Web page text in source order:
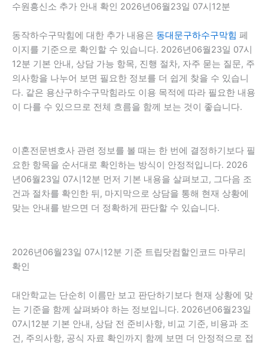
수원흥신소 추가 안내 확인 2026년06월23일 07시12분
동작하수구막힘에 대한 추가 내용은 동대문구하수구막힘 페
이지를 기준으로 확인할 수 있습니다. 2026년06월23일 07시
12분 기본 안내, 상담 가능 항목, 진행 절차, 자주 묻는 질문, 주
의사항을 나누어 보면 필요한 정보를 더 쉽게 찾을 수 있습니
다. 같은 용산구하수구막힘라도 이용 목적에 따라 필요한 내용
이 다를 수 있으므로 전체 흐름을 함께 보는 것이 좋습니다.
이혼전문변호사 관련 정보를 볼 때는 한 번에 결정하기보다 필
요한 항목을 순서대로 확인하는 방식이 안정적입니다. 2026
년06월23일 07시12분 먼저 기본 내용을 살펴보고, 그다음 조
건과 절차를 확인한 뒤, 마지막으로 상담을 통해 현재 상황에
맞는 안내를 받으면 더 정확하게 판단할 수 있습니다.
2026년06월23일 07시12분 기준 트립닷컴할인코드 마무리
확인
대안학교는 단순히 이름만 보고 판단하기보다 현재 상황에 맞
는 기준을 함께 살펴봐야 하는 정보입니다. 2026년06월23일
07시12분 기본 안내, 상담 전 준비사항, 비교 기준, 비용과 조
건, 주의사항, 공식 자료 확인까지 함께 보면 더 안정적으로 접